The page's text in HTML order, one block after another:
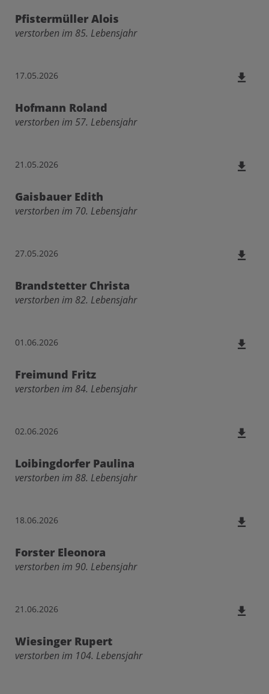
Pfistermüller Alois
verstorben im 85. Lebensjahr
17.05.2026
Hofmann Roland
verstorben im 57. Lebensjahr
21.05.2026
Gaisbauer Edith
verstorben im 70. Lebensjahr
27.05.2026
Brandstetter Christa
verstorben im 82. Lebensjahr
01.06.2026
Freimund Fritz
verstorben im 84. Lebensjahr
02.06.2026
Loibingdorfer Paulina
verstorben im 88. Lebensjahr
18.06.2026
Forster Eleonora
verstorben im 90. Lebensjahr
21.06.2026
Wiesinger Rupert
verstorben im 104. Lebensjahr